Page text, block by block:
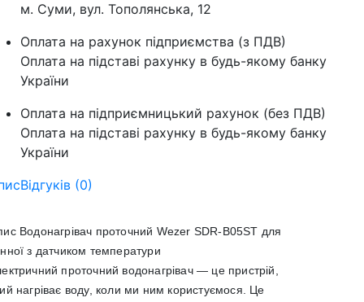
м. Суми, вул. Тополянська, 12
Оплата на рахунок підприємства (з ПДВ)
Оплата на підставі рахунку в будь-якому банку
України
Оплата на підприємницький рахунок (без ПДВ)
Оплата на підставі рахунку в будь-якому банку
України
Відгуків (0)
Водонагрівач проточний Wezer SDR-B05ST для
з датчиком температури
проточний водонагрівач — це пристрій,
нагріває воду, коли ми ним користуємося. Це